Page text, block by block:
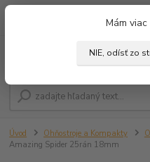
Mám
NIE, odísť zo
Úvod Ohňostroje a Kompakty
Amazing Spider 25rán 18mm